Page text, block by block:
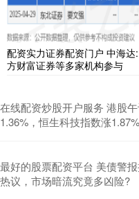
配资实力证券配资门户 中海
方财富证券等多家机构参与
在线配资炒股开户服务 港股
1.36%，恒生科技指数涨1.87%
最好的股票配资平台 美债警报
热议，市场暗流究竟多凶险?